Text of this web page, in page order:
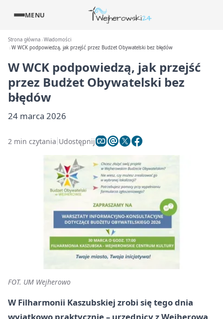
MENU
Strona główna Wiadomości
W WCK podpowiedzą, jak przejść przez Budżet Obywatelski bez błędów
W WCK podpowiedzą, jak przejść
przez Budżet Obywatelski bez
błędów
24 marca 2026
2 min czytania Udostępnij
FOT. UM Wejherowo
W Filharmonii Kaszubskiej zrobi się tego dnia
wyjątkowo praktycznie – urzędnicy z Wejherowa